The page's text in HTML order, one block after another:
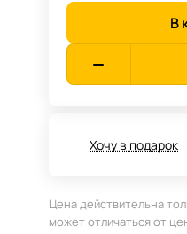
В
Хочу в подарок
Цена действительна
может отличаться от